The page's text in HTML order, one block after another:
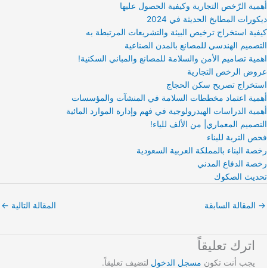
أهمية الرّخص التجارية وكيفية الحصول عليها
ديكورات المطابخ الحديثة في 2024
كيفية استخراج ترخيص البيئة والتشريعات المرتبطة به
التصميم الهندسي للمصانع بالمدن الصناعية
اهمية تصاميم الأمن والسلامة للمصانع والمباني السكنية!
عروض الرخص التجارية
استخراج تصريح سكن الحجاج
أهمية اعتماد مخططات السلامة في المنشآت والمؤسسات
أهمية الدراسات الهيدرولوجية في فهم وإدارة الموارد المائية
التصميم المعماري| من الألف للياء!
فحص التربة للبناء
رخصة البناء بالمملكة العربية السعودية
رخصة الدفاع المدني
تحديث الصكوك
→ المقالة السابقة المقالة التالية ←
اترك تعليقاً
يجب أنت تكون مسجل الدخول لتضيف تعليقاً.